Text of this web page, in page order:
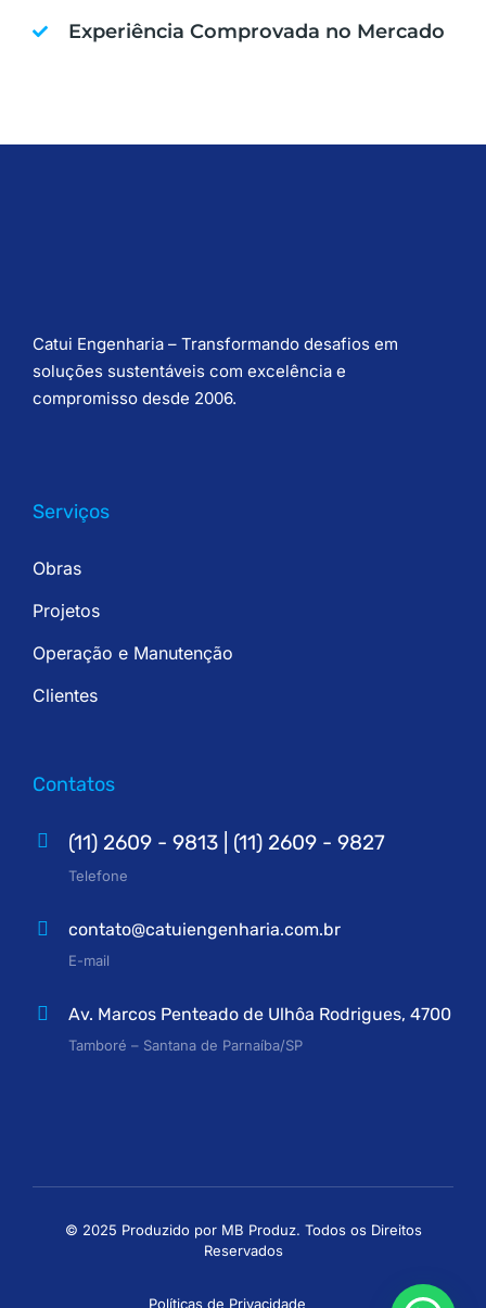
Experiência Comprovada no Mercado
Catui Engenharia – Transformando desafios em
soluções sustentáveis com excelência e
compromisso desde 2006.
Serviços
Obras
Projetos
Operação e Manutenção
Clientes
Contatos
(11) 2609 - 9813 | (11) 2609 - 9827
Telefone
contato@catuiengenharia.com.br
E-mail
Av. Marcos Penteado de Ulhôa Rodrigues, 4700
Tamboré – Santana de Parnaíba/SP
© 2025 Produzido por MB Produz. Todos os Direitos
Reservados
Políticas de Privacidade